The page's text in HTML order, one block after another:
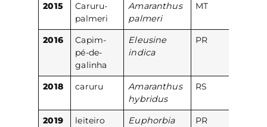
2015
Caruru-
palmeri
Amaranthus
palmeri
MT
2016
Capim-
pé-de-
galinha
Eleusine
indica
PR
2018 caruru
Amaranthus
hybridus
RS
2019 leiteiro
Euphorbia
PR